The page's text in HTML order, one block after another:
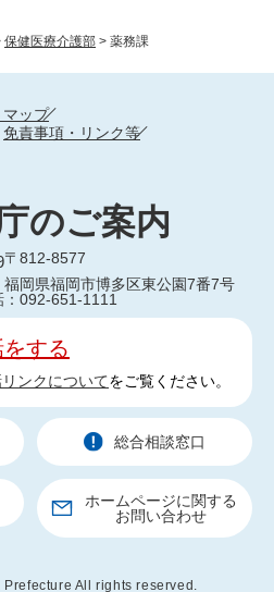
保健医療介護部 > 薬務課
ップ
免責事項・リンク等
のご案内
〒812-8577
福岡県福岡市博多区東公園7番7号
：092-651-1111
する
ンクについてをご覧ください。
総合相談窓口
ホームページに関する
お問い合わせ
All rights reserved.